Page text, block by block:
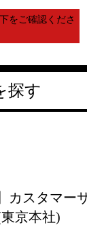
をご確認くださ
探す
カスタマー
京本社)